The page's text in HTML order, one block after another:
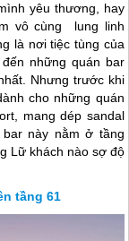
yêu thương, hay
vô cùng lung linh
là nơi tiệc tùng của
những quán bar
Nhưng trước khi
cho những quán
mang dép sandal
này nằm ở tầng
Lữ khách nào sợ độ
tầng 61